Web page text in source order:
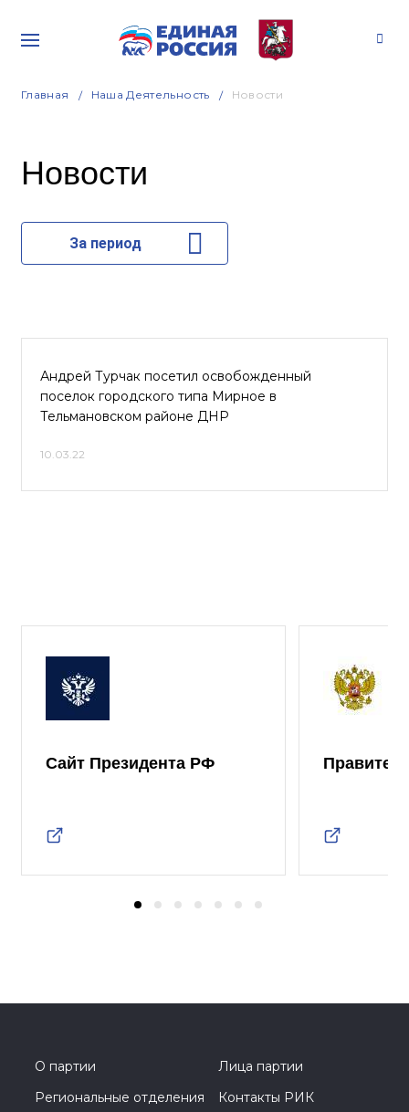
Главная Наша Деятельность Новости
Новости
За период
Андрей Турчак посетил освобожденный
поселок городского типа Мирное в
Тельмановском районе ДНР
10.03.22
Сайт Президента РФ
О партии
Лица партии
Региональные отделения
Контакты РИК